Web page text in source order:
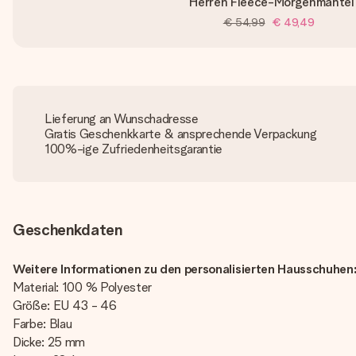
€ 54,99 € 49,49
Lieferung an Wunschadresse
Gratis Geschenkkarte & ansprechende Verpackung
100%-ige Zufriedenheitsgarantie
Geschenkdaten
Weitere Informationen zu den personalisierten
Material: 100 % Polyester
Größe: EU 43 - 46
Farbe: Blau
Dicke: 25 mm